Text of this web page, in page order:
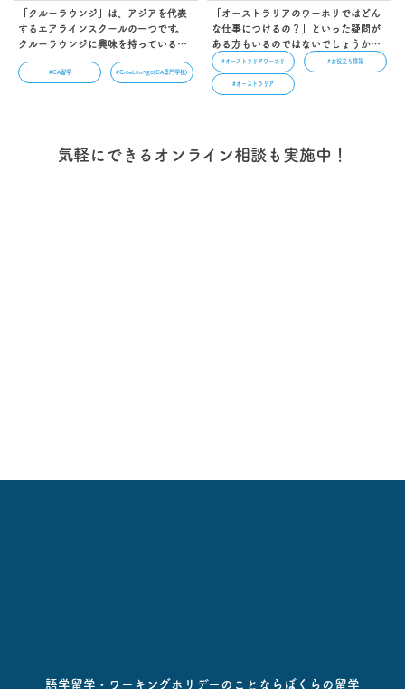
「クルーラウンジ」は、アジアを代表
するエアラインスクールの一つです。
クルーラウンジに興味を持っている方
のなかには、「学費はどのくらいな
の？」と疑問に思っている方もいるこ
#CA留学 #CrewLounge(CA専門学校)
「オーストラリアのワーホリではどん
な仕事につけるの？」といった疑問が
ある方もいるのではないでしょうか。
海外で働く貴重な機会を得られるワー
ホリでは、自分に合った仕事を見つけ
て働きたいですよね。そこでこの記事
す。…
#オーストラリアワーホリ #お役立ち情報
#オーストラリア
気軽にできるオンライン相談も実施中！
語学留学・ワーキングホリデーのことならぼくらの留学